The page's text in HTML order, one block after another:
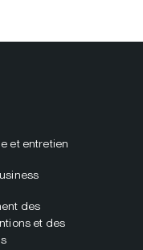
et entretien
des
et des